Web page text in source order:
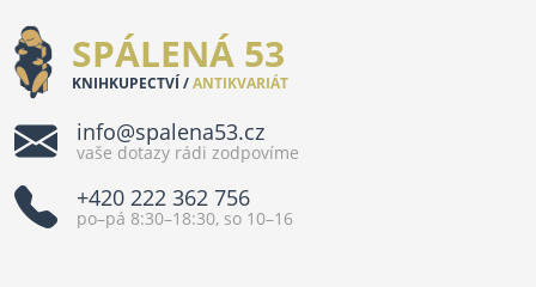
SPÁLENÁ 53
KNIHKUPECTVÍ /ANTIKVARIÁT
info@spalena53.cz
vaše dotazy rádi zodpovíme
+420 222 362 756
po–pá 8:30–18:30, so 10–16